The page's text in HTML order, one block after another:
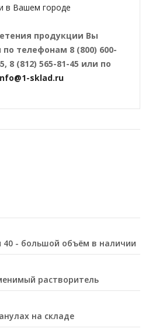
продукции Вы
телефонам 8 (800) 600-
8 (812) 565-81-45 или по
sklad.ru
40 - большой объём в наличии
растворитель
на складе